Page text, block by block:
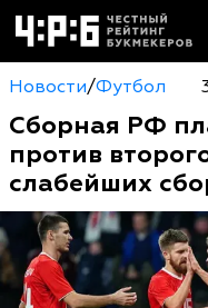
Новости/Футбол
Сборная РФ
против
слабейших